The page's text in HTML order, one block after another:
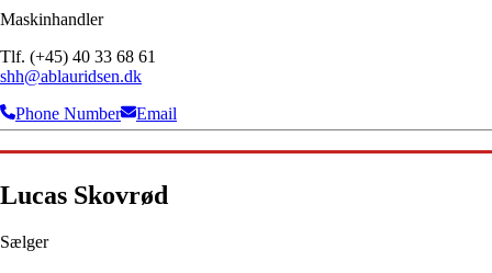
Maskinhandler
Tlf. (+45) 40 33 68 61
shh@ablauridsen.dk
Phone Number
Email
Lucas Skovrød
Sælger